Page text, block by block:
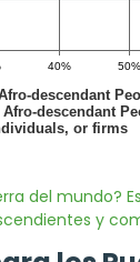
del mundo?
y